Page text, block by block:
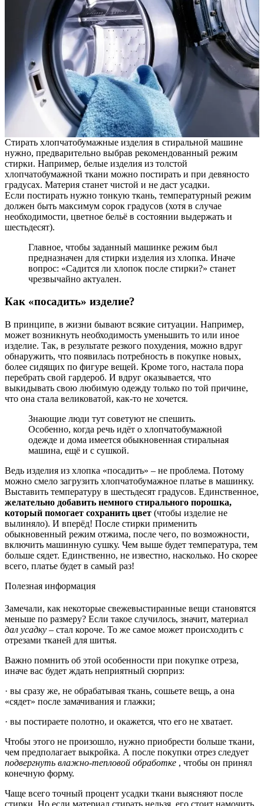
Стирать хлопчатобумажные изделия в стиральной машине
нужно, предварительно выбрав рекомендованный режим
стирки. Например, белые изделия из толстой
хлопчатобумажной ткани можно постирать и при девяносто
градусах. Материя станет чистой и не даст усадки.
Если постирать нужно тонкую ткань, температурный режим
должен быть максимум сорок градусов (хотя в случае
необходимости, цветное бельё в состоянии выдержать и
шестьдесят).
Главное, чтобы заданный машинке режим был
предназначен для стирки изделия из хлопка. Иначе
вопрос: «Садится ли хлопок после стирки?» станет
чрезвычайно актуален.
Как «посадить» изделие?
В принципе, в жизни бывают всякие ситуации. Например,
может возникнуть необходимость уменьшить то или иное
изделие. Так, в результате резкого похудения, можно вдруг
обнаружить, что появилась потребность в покупке новых,
более сидящих по фигуре вещей. Кроме того, настала пора
перебрать свой гардероб. И вдруг оказывается, что
выкидывать свою любимую одежду только по той причине,
что она стала великоватой, как-то не хочется.
Знающие люди тут советуют не спешить.
Особенно, когда речь идёт о хлопчатобумажной
одежде и дома имеется обыкновенная стиральная
машина, ещё и с сушкой.
Ведь изделия из хлопка «посадить» – не проблема. Потому
можно смело загрузить хлопчатобумажное платье в машинку.
Выставить температуру в шестьдесят градусов. Единственное,
желательно добавить немного стирального порошка,
который помогает сохранить цвет (чтобы изделие не
вылиняло). И вперёд! После стирки применить
обыкновенный режим отжима, после чего, по возможности,
включить машинную сушку. Чем выше будет температура, тем
больше сядет. Единственно, не известно, насколько. Но скорее
всего, платье будет в самый раз!
Полезная информация
Замечали, как некоторые свежевыстиранные вещи становятся
меньше по размеру? Если такое случилось, значит, материал
дал усадку – стал короче. То же самое может происходить с
отрезами тканей для шитья.
Важно помнить об этой особенности при покупке отреза,
иначе вас будет ждать неприятный сюрприз:
· вы сразу же, не обрабатывая ткань, сошьете вещь, а она
«сядет» после замачивания и глажки;
· вы постираете полотно, и окажется, что его не хватает.
Чтобы этого не произошло, нужно приобрести больше ткани,
чем предполагает выкройка. А после покупки отрез следует
подвергнуть влажно-тепловой обработке , чтобы он принял
конечную форму.
Чаще всего точный процент усадки ткани выясняют после
стирки. Но если материал стирать нельзя, его стоит намочить